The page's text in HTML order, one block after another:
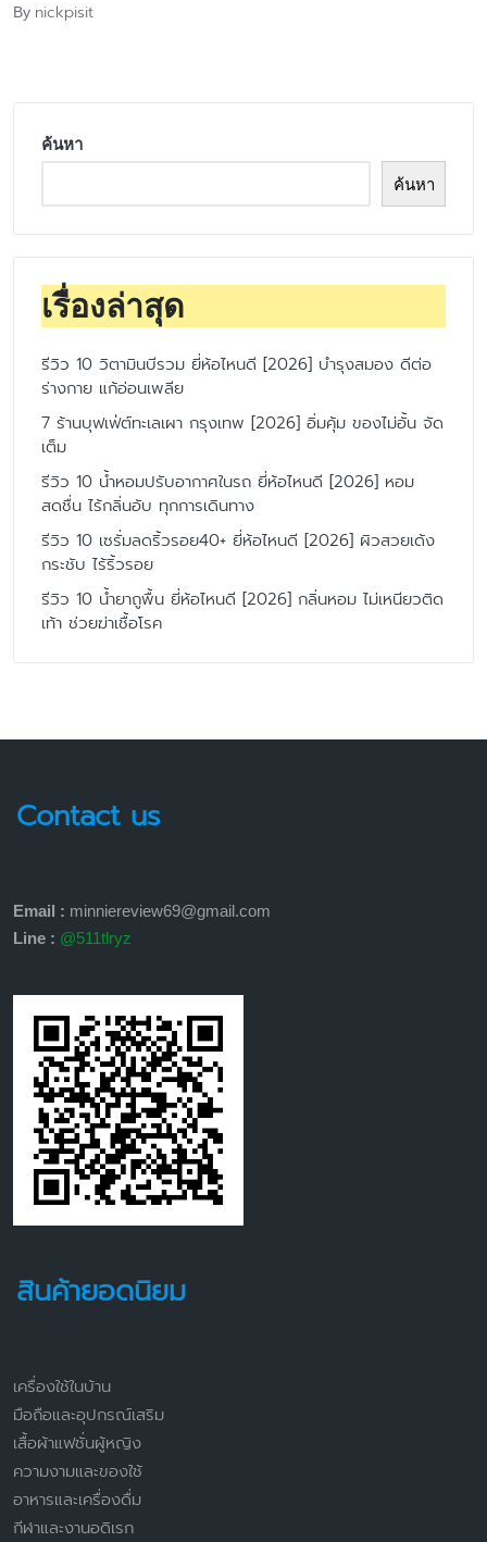
Posted
By nickpisit
ค้นหา
ค้นหา
เรื่องล่าสุด
รีวิว 10 วิตามินบีรวม ยี่ห้อไหนดี [2026] บำรุงสมอง ดีต่อ
ร่างกาย แก้อ่อนเพลีย
7 ร้านบุฟเฟ่ต์ทะเลเผา กรุงเทพ [2026] อิ่มคุ้ม ของไม่อั้น จัด
เต็ม
รีวิว 10 น้ำหอมปรับอากาศในรถ ยี่ห้อไหนดี [2026] หอม
สดชื่น ไร้กลิ่นอับ ทุกการเดินทาง
รีวิว 10 เซรั่มลดริ้วรอย40+ ยี่ห้อไหนดี [2026] ผิวสวยเด้ง
กระชับ ไร้ริ้วรอย
รีวิว 10 น้ำยาถูพื้น ยี่ห้อไหนดี [2026] กลิ่นหอม ไม่เหนียวติด
เท้า ช่วยฆ่าเชื้อโรค
Contact us
Email : minniereview69@gmail.com
Line : @511tlryz
สินค้ายอดนิยม
เครื่องใช้ในบ้าน
มือถือและอุปกรณ์เสริม
เสื้อผ้าแฟชั่นผู้หญิง
ความงามและของใช้
อาหารและเครื่องดื่ม
กีฬาและงานอดิเรก